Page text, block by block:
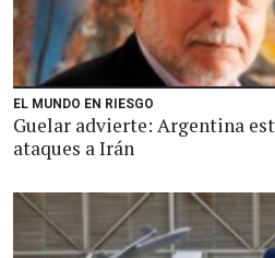
EL MUNDO EN RIESGO
Guelar advierte: Argentina
ataques a Irán